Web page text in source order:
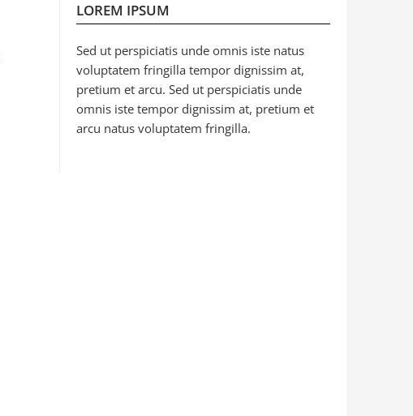
LOREM IPSUM
Sed ut perspiciatis unde omnis iste natus
voluptatem fringilla tempor dignissim at,
pretium et arcu. Sed ut perspiciatis unde
omnis iste tempor dignissim at, pretium et
arcu natus voluptatem fringilla.